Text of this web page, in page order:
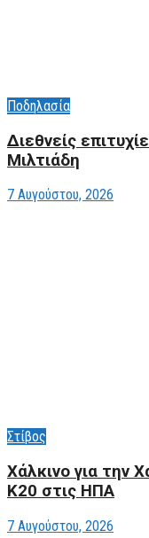
Ποδηλασία
Διεθνείς
Μιλτιάδη
7 Αυγούστου, 2026
Στίβος
Xάλκινο για την
Κ20 στις ΗΠΑ
7 Αυγούστου, 2026